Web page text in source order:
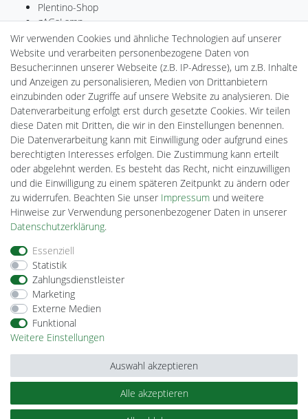
Plentino-Shop
gAGaLamp
Drohnenstore24
MeinUSB
Batteriespeicher
PlentiSolar
Gebrauchtlicht
Ledkauf
DEYESOLAR
Lightech Connect
CardanLight Europe
FORTIMO LEDs
Cardanlight-Shop
Wallbox24
Impressum
Barrierefreiheitserklärung
© Copyright 2026 | Alle Rechte vorbehalten.
Wir verwenden Cookies und ähnliche Technologien auf unserer
Website und verarbeiten personenbezogene Daten von
Besucher:innen unserer Webseite (z.B. IP-Adresse), um z.B. Inhalte
und Anzeigen zu personalisieren, Medien von Drittanbietern
einzubinden oder Zugriffe auf unsere Website zu analysieren. Die
Datenverarbeitung erfolgt erst durch gesetzte Cookies. Wir teilen
diese Daten mit Dritten, die wir in den Einstellungen benennen.
Die Datenverarbeitung kann mit Einwilligung oder aufgrund eines
berechtigten Interesses erfolgen. Die Zustimmung kann erteilt
oder abgelehnt werden. Es besteht das Recht, nicht einzuwilligen
und die Einwilligung zu einem späteren Zeitpunkt zu ändern oder
zu widerrufen. Beachten Sie unser Impressum und weitere
Hinweise zur Verwendung personenbezogener Daten in unserer
Daten­schutz­erklärung.
Essenziell
Statistik
Zahlungsdienstleister
Marketing
Externe Medien
Funktional
Weitere Einstellungen
Alle akzeptieren
Auswahl akzeptieren